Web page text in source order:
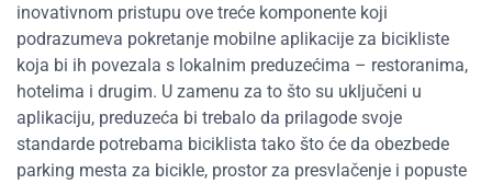
inovativnom pristupu ove treće komponente koji
podrazumeva pokretanje mobilne aplikacije za bicikliste
koja bi ih povezala s lokalnim preduzećima – restoranima,
hotelima i drugim. U zamenu za to što su uključeni u
aplikaciju, preduzeća bi trebalo da prilagode svoje
standarde potrebama biciklista tako što će da obezbede
parking mesta za bicikle, prostor za presvlačenje i popuste